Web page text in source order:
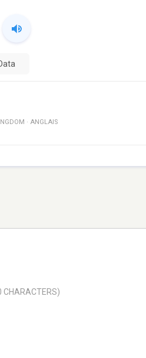
· ANGLAIS